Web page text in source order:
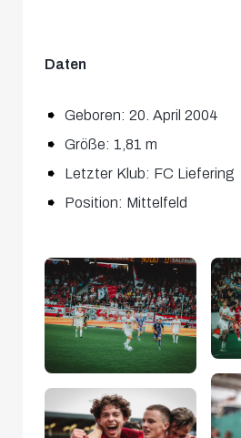
Daten
Geboren: 20. April 2004
Größe: 1,81 m
Letzter Klub: FC Liefering
Position: Mittelfeld